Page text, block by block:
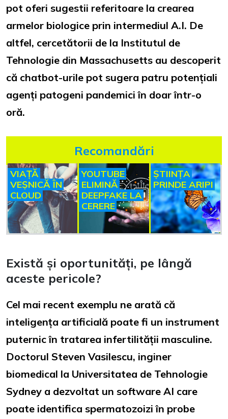
pot oferi sugestii referitoare la crearea
armelor biologice prin intermediul A.I. De
altfel, cercetătorii de la Institutul de
Tehnologie din Massachusetts au descoperit
că chatbot-urile pot sugera patru potențiali
agenți patogeni pandemici în doar într-o
oră.
Recomandări
VIAȚĂ
VEȘNICĂ ÎN
CLOUD
YOUTUBE
ELIMINĂ
DEEPFAKE LA
CERERE
ȘTIINȚA
PRINDE ARIPI
Există și oportunități, pe lângă
aceste pericole?
Cel mai recent exemplu ne arată că
inteligența artificială poate fi un instrument
puternic în tratarea infertilității masculine.
Doctorul Steven Vasilescu, inginer
biomedical la Universitatea de Tehnologie
Sydney a dezvoltat un software AI care
poate identifica spermatozoizi în probe